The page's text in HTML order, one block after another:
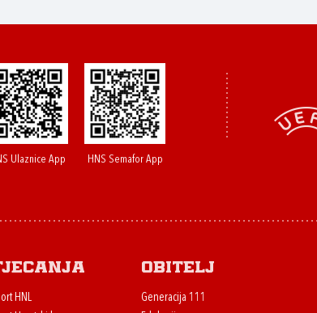
Ulaznice App HNS Semafor App
HNL
Obitelj
Generacija 111